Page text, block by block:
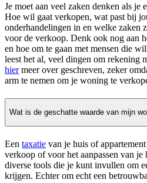
Je moet aan veel zaken denken als je
Hoe wil gaat verkopen, wat past bij
onderhandelingen in en welke zaken
voor de verkoop. Denk ook nog aan
en hoe om te gaan met mensen die
leest het al, veel dingen om rekening
hiermeer over geschreven, zeker
arm te nemen om je woning te
Wat is de geschatte waarde van mijn
Een taxatie van je huis of
verkoop of voor het aanpassen van
diverse tools die je kunt invullen om
krijgen. Echter om echt een